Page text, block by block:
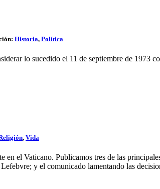
Historia, Política
lo sucedido el 11 de septiembre de
, Vida
en el Vaticano. Publicamos tres de las
y el comunicado lamentando las